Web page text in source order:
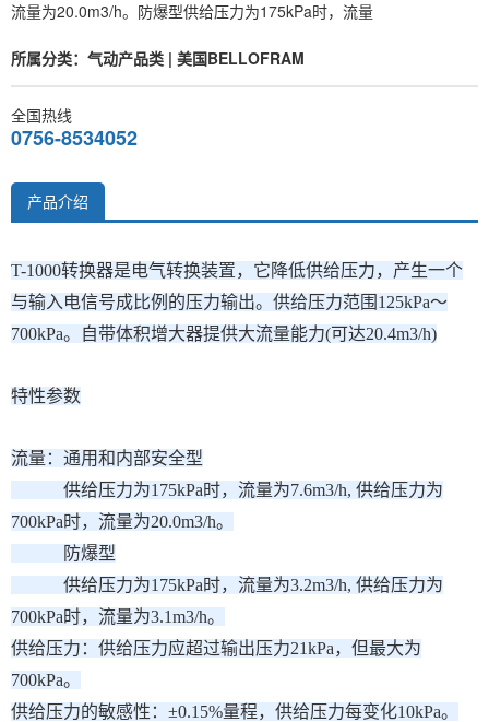
流量为20.0m3/h。防爆型供给压力为175kPa时，流量
所属分类：气动产品类 | 美国BELLOFRAM
全国热线
0756-8534052
产品介绍
T-1000转换器是电气转换装置，它降低供给压力，产生一个
与输入电信号成比例的压力输出。供给压力范围125kPa～
700kPa。自带体积增大器提供大流量能力(可达20.4m3/h)
特性参数
流量：通用和内部安全型
供给压力为175kPa时，流量为7.6m3/h, 供给压力为
700kPa时，流量为20.0m3/h。
防爆型
供给压力为175kPa时，流量为3.2m3/h, 供给压力为
700kPa时，流量为3.1m3/h。
供给压力：供给压力应超过输出压力21kPa，但最大为
700kPa。
供给压力的敏感性：±0.15%量程，供给压力每变化10kPa。